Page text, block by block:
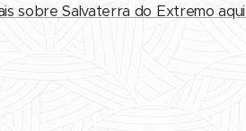
sobre Salvaterra do Extremo aqui